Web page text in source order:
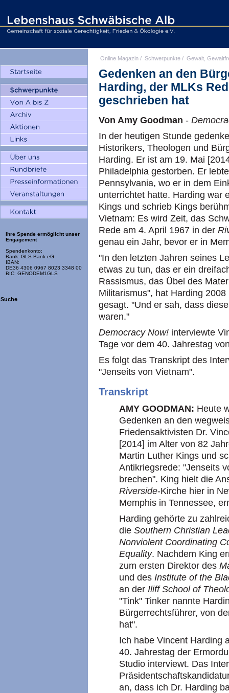
Ihre Spende ermöglicht unser
Engagement
Spendenkonto:
Bank: GLS Bank eG
IBAN:
DE36 4306 0967 8023 3348 00
BIC: GENODEM1GLS
Suche
Online Magazin / Schwerpunkte / Gewalt,
Gedenken an den
Harding, der MLKs
geschrieben hat
Von Amy Goodman -
In der heutigen Stunde
Historikers, Theologen und
Harding. Er ist am 19. Mai
Philadelphia gestorben. Er
Pennsylvania, wo er in dem
unterrichtet hatte. Harding war
Kings und schrieb Kings
Vietnam: Es wird Zeit, das
Rede am 4. April 1967 in der
genau ein Jahr, bevor er in
"In den letzten Jahren seines
etwas zu tun, das er ein
Rassismus, das Übel des
Militarismus", hat Harding
gesagt. "Und er sah, dass
waren."
Democracy Now! interviewte
Tage vor dem 40. Jahrestag
Es folgt das Transkript des
"Jenseits von Vietnam".
Transkript
AMY GOODMAN: Heute
Gedenken an den
Friedensaktivisten Dr.
[2014] im Alter von 82
Martin Luther Kings und
Antikriegsrede: "Jenseits
brechen". King hielt die
Riverside-Kirche hier in
Memphis in Tennessee,
Harding gehörte zu
die Southern Christian
Nonviolent Coordinating
Equality. Nachdem King
zum ersten Direktor des
und des Institute of the
an der Iliff School of
"Tink" Tinker nannte
Bürgerrechtsführer, von
hat".
Ich habe Vincent Harding
40. Jahrestag der
Studio interviewt. Das
an, dass ich Dr. Harding